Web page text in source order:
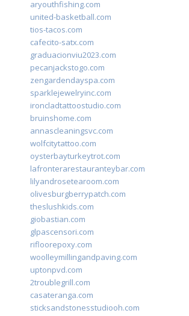
aryouthfishing.com
united-basketball.com
tios-tacos.com
cafecito-satx.com
graduacionviu2023.com
pecanjackstogo.com
zengardendayspa.com
sparklejewelryinc.com
ironcladtattoostudio.com
bruinshome.com
annascleaningsvc.com
wolfcitytattoo.com
oysterbayturkeytrot.com
lafronterarestauranteybar.com
lilyandrosetearoom.com
olivesburgberrypatch.com
theslushkids.com
giobastian.com
glpascensori.com
rifloorepoxy.com
woolleymillingandpaving.com
uptonpvd.com
2troublegrill.com
casateranga.com
sticksandstonesstudiooh.com